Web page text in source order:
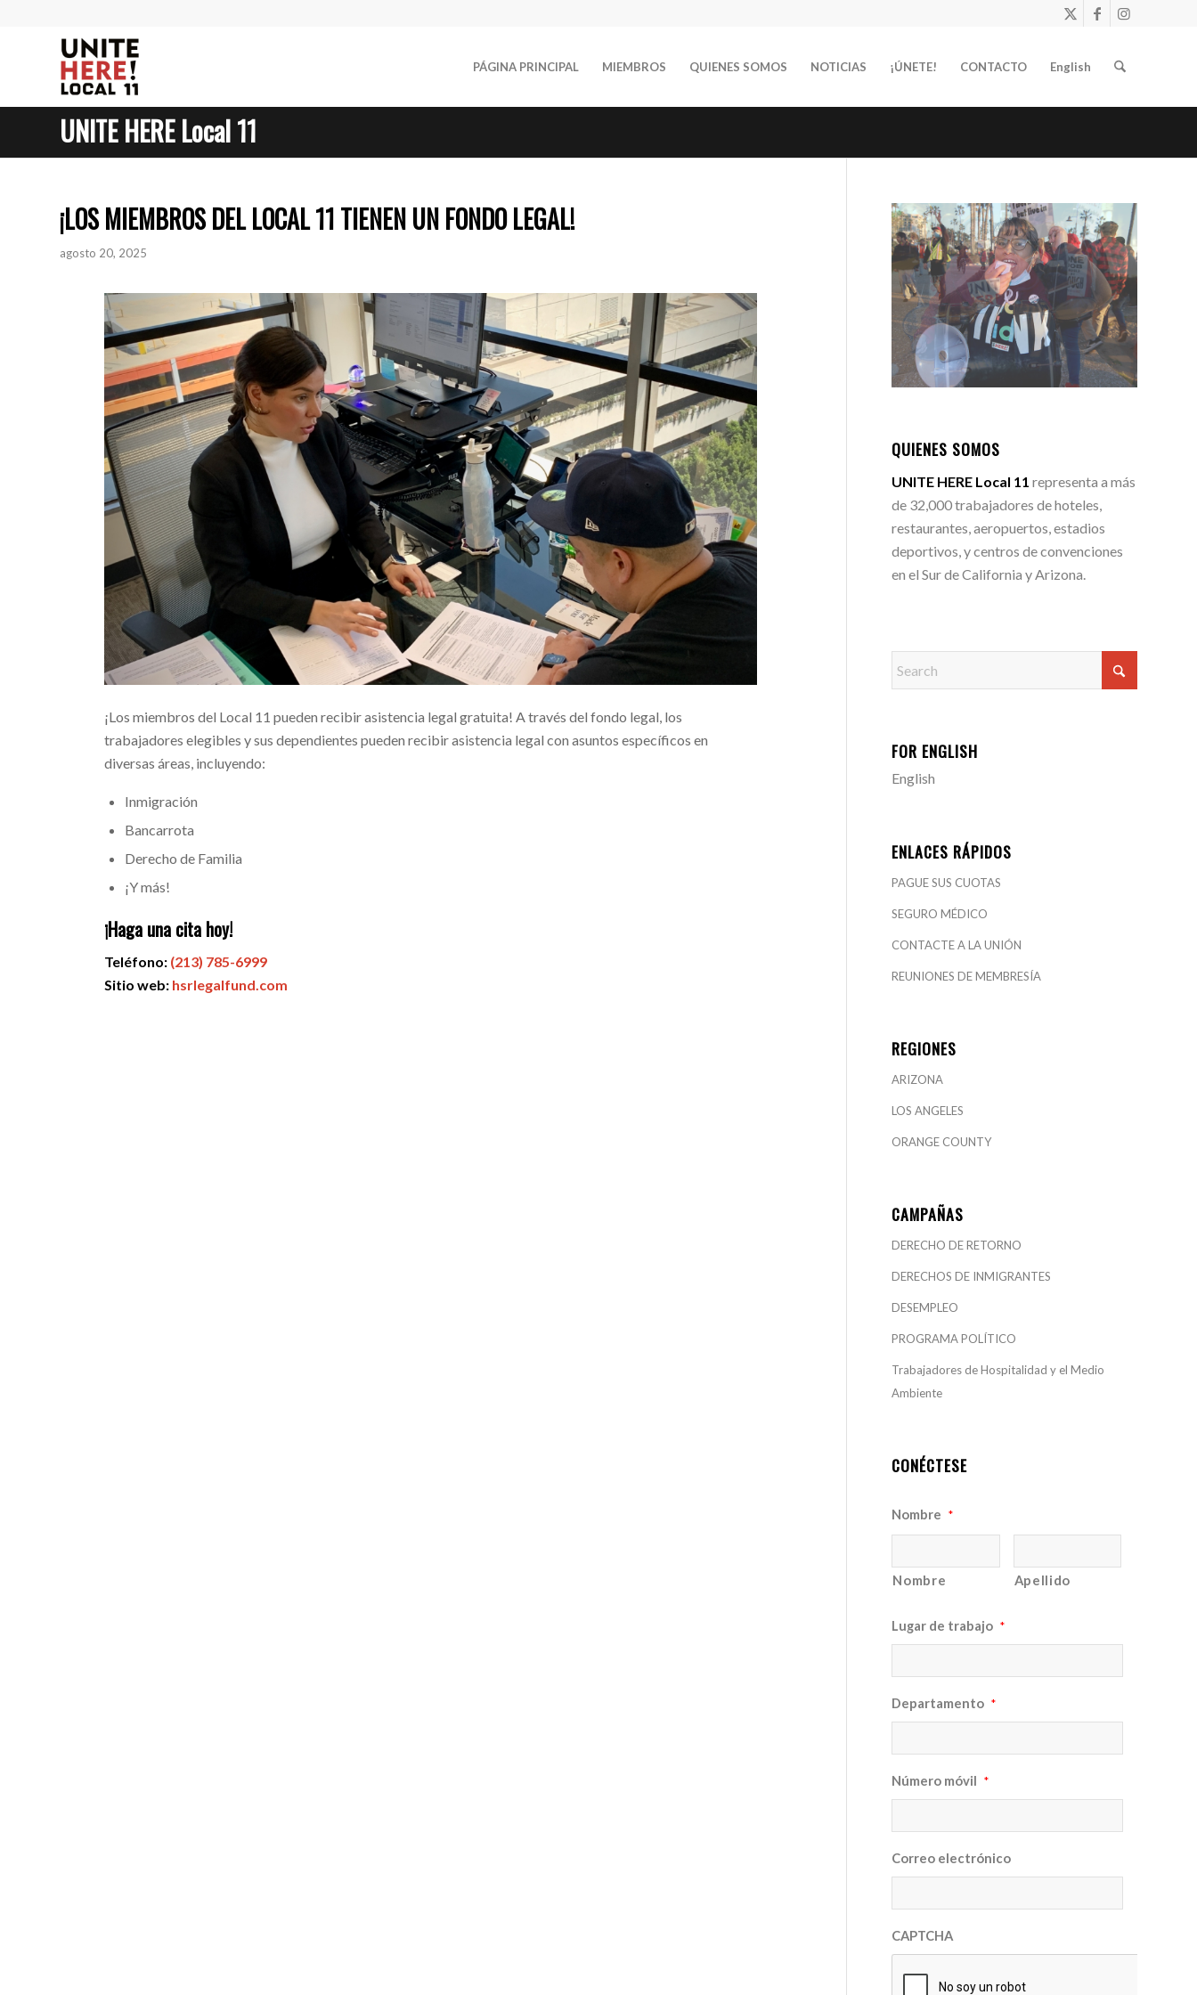
PÁGINA PRINCIPAL MIEMBROS QUIENES SOMOS NOTICIAS ¡ÚNETE! CONTACTO English
UNITE HERE Local 11
¡LOS MIEMBROS DEL LOCAL 11 TIENEN UN FONDO LEGAL!
agosto 20, 2025
¡Los miembros del Local 11 pueden recibir asistencia legal gratuita! A través del fondo legal, los
trabajadores elegibles y sus dependientes pueden recibir asistencia legal con asuntos específicos en
diversas áreas, incluyendo:
Inmigración
Bancarrota
Derecho de Familia
¡Y más!
¡Haga una cita hoy!
Teléfono: (213) 785-6999
Sitio web: hsrlegalfund.com
QUIENES SOMOS
UNITE HERE Local 11 representa a más
de 32,000 trabajadores de hoteles,
restaurantes, aeropuertos, estadios
deportivos, y centros de convenciones
en el Sur de California y Arizona.
FOR ENGLISH
English
ENLACES RÁPIDOS
PAGUE SUS CUOTAS
SEGURO MÉDICO
CONTACTE A LA UNIÓN
REUNIONES DE MEMBRESÍA
REGIONES
ARIZONA
LOS ANGELES
ORANGE COUNTY
CAMPAÑAS
DERECHO DE RETORNO
DERECHOS DE INMIGRANTES
DESEMPLEO
PROGRAMA POLÍTICO
Trabajadores de Hospitalidad y el Medio
Ambiente
CONÉCTESE
Nombre *
Nombre Apellido
Lugar de trabajo *
Departamento *
Número móvil *
Correo electrónico
CAPTCHA